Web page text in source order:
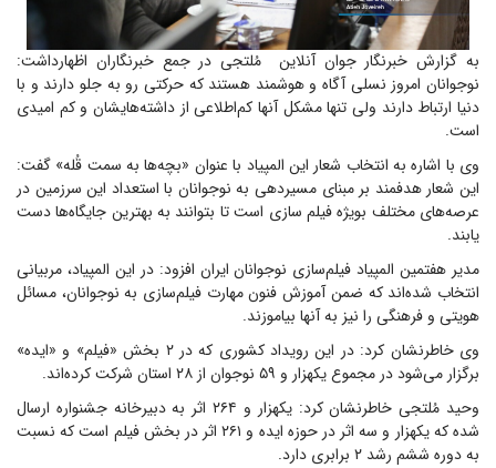
به گزارش خبرنگار جوان آنلاین مُلتجی در جمع خبرنگاران اظهارداشت:
نوجوانان امروز نسلی آگاه و هوشمند هستند که حرکتی رو به جلو دارند و با
دنیا ارتباط دارند ولی تنها مشکل آنها کم‌اطلاعی از داشته‌هایشان و کم امیدی
است.
وی با اشاره به انتخاب شعار این المپیاد با عنوان «بچه‌ها به سمت قُله» گفت:
این شعار هدفمند بر مبنای مسیردهی به نوجوانان با استعداد این سرزمین در
عرصه‌های مختلف بویژه فیلم سازی است تا بتوانند به بهترین جایگاه‌ها دست
یابند.
مدیر هفتمین المپیاد فیلم‌سازی نوجوانان ایران افزود: در این المپیاد، مربیانی
انتخاب شده‌اند که ضمن آموزش فنون مهارت فیلم‌سازی به نوجوانان، مسائل
هویتی و فرهنگی را نیز به آنها بیاموزند.
وی خاطرنشان کرد: در این رویداد کشوری که در ۲ بخش «فیلم» و «ایده»
برگزار می‌شود در مجموع یکهزار و ۵۹ نوجوان از ۲۸ استان شرکت کرده‌اند.
وحید مُلتجی خاطرنشان کرد: یکهزار و ۲۶۴ اثر به دبیرخانه جشنواره ارسال
شده که یکهزار و سه اثر در حوزه ایده و ۲۶۱ اثر در بخش فیلم است که نسبت
به دوره ششم رشد ۲ برابری دارد.